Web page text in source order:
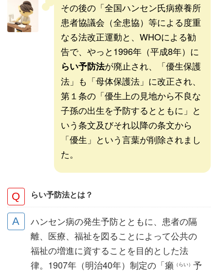
その後の「全国ハンセン氏病療養所
患者協議会（全患協）等による度重
なる法改正運動と、WHOによる勧
告で、やっと1996年（平成8年）に
らい予防法が廃止され、「優生保護
法」も「母体保護法」に改正され、
第１条の「優生上の見地から不良な
子孫の出生を予防するとともに」と
いう条文及びそれ以降の条文から
「優生」という言葉が削除されまし
た。
らい予防法とは？
ハンセン病の発生予防とともに、患者の隔
離、医療、福祉を図ることによって公共の
福祉の増進に資することを目的とした法
律。1907年（明治40年）制定の「癩 （らい） 予